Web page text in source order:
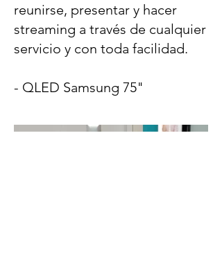
reunirse, presentar y hacer
streaming a través de cualquier
servicio y con toda facilidad.
- QLED Samsung 75"